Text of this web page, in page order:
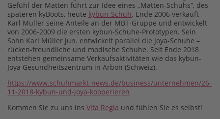
Gefühl der Matten führt zur Idee eines „Matten-Schuhs“, des
späteren kyBoots, heute kybun-Schuh. Ende 2006 verkauft
Karl Müller seine Anteile an der MBT-Gruppe und entwickelt
von 2006-2009 die ersten kybun-Schuhe-Prototypen. Sein
Sohn Karl Müller jun. entwickelt parallel die Joya-Schuhe –
rücken-freundliche und modische Schuhe. Seit Ende 2018
entstehen gemeinsame Verkaufsaktivitäten wie das kybun-
Joya Gesundheitszentrum in Arbon (Schweiz).
https://www.schuhmarkt-news.de/business/unternehmen/26-
11-2018-kybun-und-joya-kooperieren
Kommen Sie zu uns ins Vita Regia und fühlen Sie es selbst!